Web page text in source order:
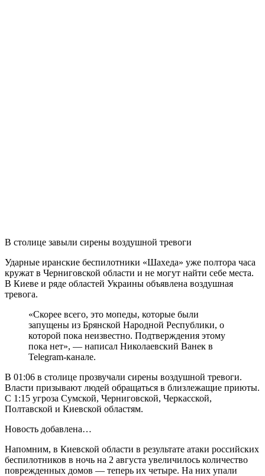
В столице завыли сирены воздушной тревоги
Ударные иранские беспилотники «Шахеда» уже полтора часа
кружат в Черниговской области и не могут найти себе места.
В Киеве и ряде областей Украины объявлена ​​воздушная
тревога.
«Скорее всего, это мопеды, которые были
запущены из Брянской Народной Республики, о
которой пока неизвестно. Подтверждения этому
пока нет», — написал Николаевский Ванек в
Telegram-канале.
В 01:06 в столице прозвучали сирены воздушной тревоги.
Власти призывают людей обращаться в близлежащие приюты.
С 1:15 угроза Сумской, Черниговской, Черкасской,
Полтавской и Киевской областям.
Новость добавлена…
Напомним, в Киевской области в результате атаки российских
беспилотников в ночь на 2 августа увеличилось количество
поврежденных домов — теперь их четыре. На них упали